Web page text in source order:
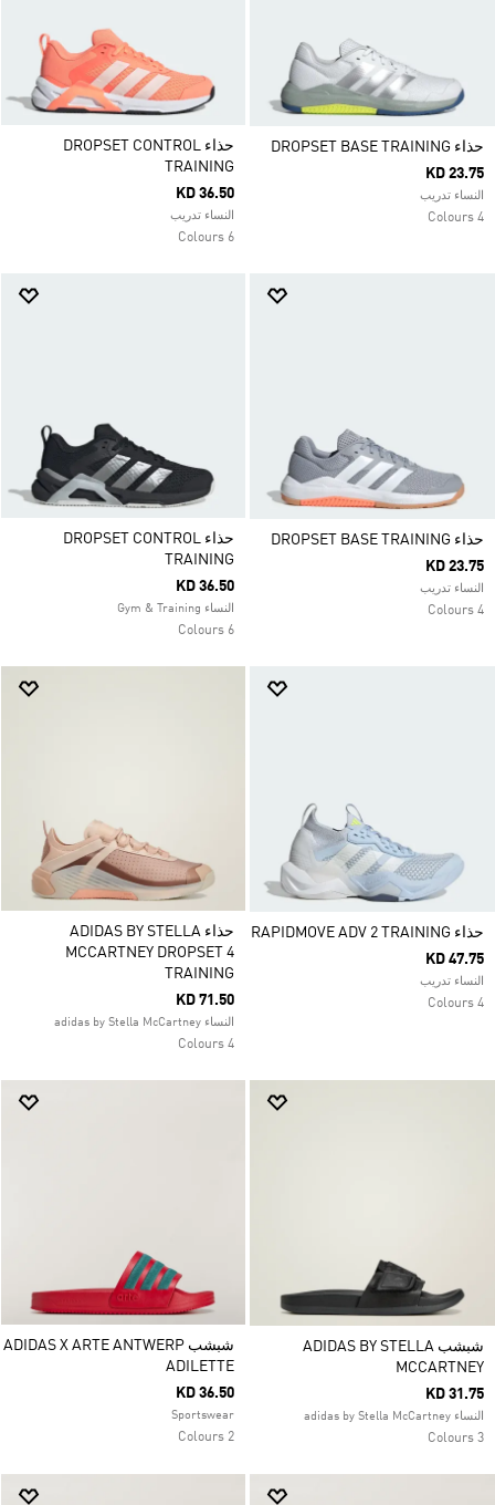
حذاء DROPSET BASE TRAINING
KD 23.75
النساء تدريب
4 Colours
حذاء DROPSET CONTROL
TRAINING
KD 36.50
النساء تدريب
6 Colours
حذاء DROPSET BASE TRAINING
KD 23.75
النساء تدريب
4 Colours
حذاء DROPSET CONTROL
TRAINING
KD 36.50
النساء Gym & Training
6 Colours
حذاء RAPIDMOVE ADV 2 TRAINING
KD 47.75
النساء تدريب
4 Colours
حذاء ADIDAS BY STELLA
MCCARTNEY DROPSET 4
TRAINING
KD 71.50
النساء adidas by Stella McCartney
4 Colours
شبشب ADIDAS BY STELLA
MCCARTNEY
KD 31.75
النساء adidas by Stella McCartney
3 Colours
شبشب ADIDAS X ARTE ANTWERP
ADILETTE
KD 36.50
Sportswear
2 Colours